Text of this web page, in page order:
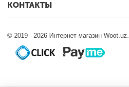
КОНТАКТЫ
© 2019 - 2026 Интернет-магазин Woot.uz.